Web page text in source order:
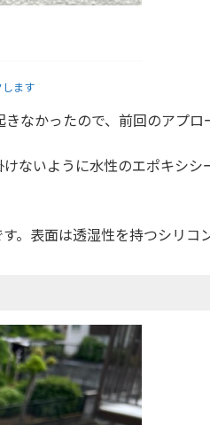
ます
なかったので、前回のアプロ
ないように水性のエポキシシ
表面は透湿性を持つシリコ